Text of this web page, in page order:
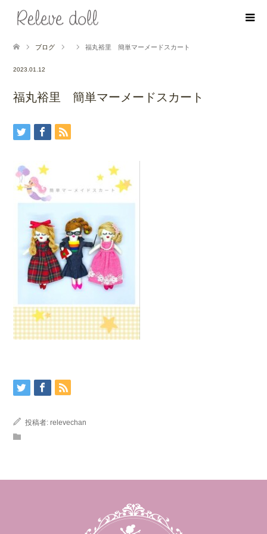
ブログ 福丸裕里 簡単マーメードスカート
2023.01.12
福丸裕里 簡単マーメードスカート
投稿者: relevechan